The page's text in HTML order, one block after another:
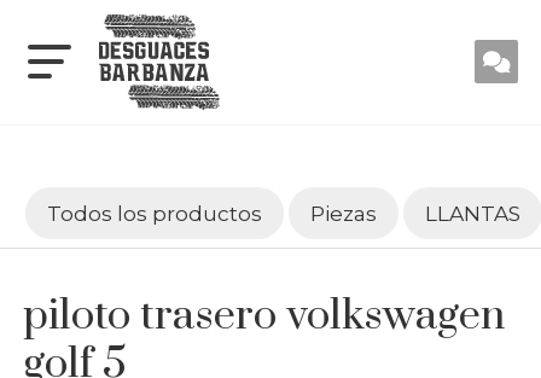
Todos los productos Piezas LLANTAS
piloto trasero volkswagen
golf 5